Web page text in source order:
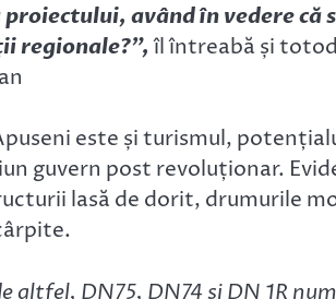
având în vedere că
regionale?”,îl întreabă și
este și turismul,
guvern post revoluționar.
lasă de dorit, drumurile
DN75, DN74 și DN 1R